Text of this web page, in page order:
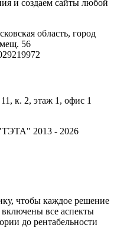
и создаем сайты любой
область, город
56
к. 2, этаж 1, офис 1
2013 - 2026
чтобы каждое решение
все аспекты
до рентабельности